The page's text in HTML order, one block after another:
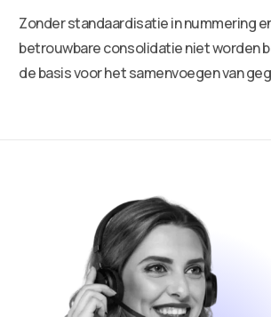
Zonder standaardisatie in nummering
betrouwbare consolidatie niet worden
de basis voor het samenvoegen van